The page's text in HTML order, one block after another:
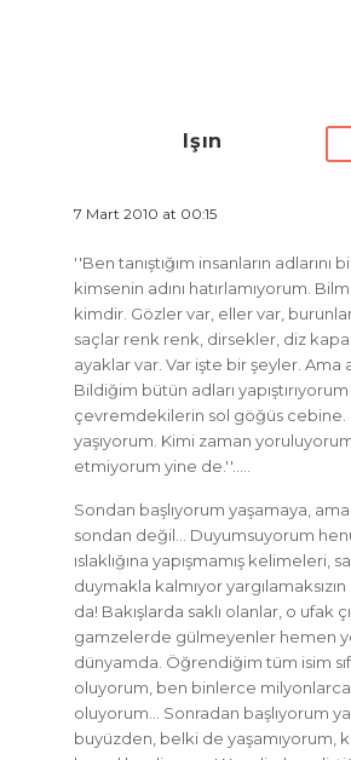
Işın
7 Mart 2010 at 00:15
''Ben tanıştığım insanların adlarını
kimsenin adını hatırlamıyorum.
kimdir. Gözler var, eller var,
saçlar renk renk, dirsekler, diz
ayaklar var. Var işte bir şeyler. Ama
Bildiğim bütün adları yapıştırıyorum
çevremdekilerin sol göğüs cebine.
yaşıyorum. Kimi zaman
etmiyorum yine de.''…..
Sondan başlıyorum yaşamaya,
sondan değil… Duyumsuyorum
ıslaklığına yapışmamış kelimeleri,
duymakla kalmıyor
da! Bakışlarda saklı olanlar, o ufak
gamzelerde gülmeyenler hemen
dünyamda. Öğrendiğim tüm isim
oluyorum, ben binlerce
oluyorum… Sonradan başlıyorum
buyüzden, belki de yaşamıyorum,